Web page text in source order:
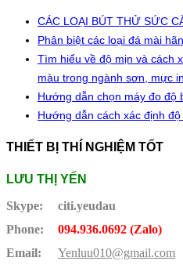
CÁC LOẠI BÚT THỬ SỨC
Phân biệt các loại đá mài
Tìm hiểu về độ mịn và cách
màu trong ngành sơn, mực in
Hướng dẫn chọn máy đo độ
Hướng dẫn cách xác định
THIẾT BỊ THÍ NGHIỆM TỐT
LƯU THỊ YẾN
Skype:
citi.yeudau
Phone:
094.936.0692 (Zalo)
Email:
Yenluu010@gmail.com